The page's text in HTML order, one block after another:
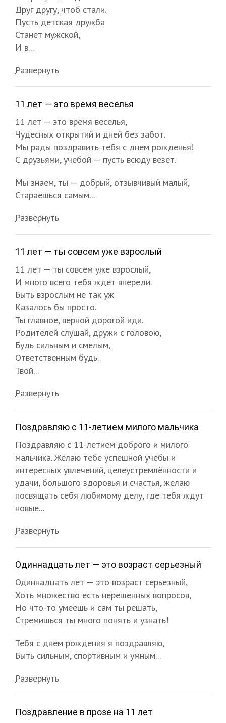
Друг другу, чтоб стали.
Пусть детская дружба
Станет мужской,
И в...
Развернуть
11 лет — это время веселья
11 лет — это время веселья,
Чудесных открытий и дней без забот.
Мы рады поздравить тебя с днем рожденья!
С друзьями, учебой — пусть всюду везет.
Мы знаем, ты — добрый, отзывчивый малый,
Стараешься самым...
Развернуть
11 лет — ты совсем уже взрослый
11 лет — ты совсем уже взрослый,
И много всего тебя ждет впереди.
Быть взрослым не так уж
Казалось бы просто.
Ты главное, верной дорогой иди.
Родителей слушай, дружи с головою,
Будь сильным и смелым,
Ответственным будь.
Твой...
Развернуть
Поздравляю с 11-летием милого мальчика
Поздравляю с 11-летием доброго и милого
мальчика. Желаю тебе успешной учёбы и
интересных увлечений, целеустремлённости и
удачи, большого здоровья и счастья, желаю
посвящать себя любимому делу, где тебя ждут
новые...
Развернуть
Одиннадцать лет — это возраст серьезный
Одиннадцать лет — это возраст серьезный,
Хоть множество есть нерешенных вопросов,
Но что-то умеешь и сам ты решать,
Стремишься ты много понять и узнать!
Тебя с днем рождения я поздравляю,
Быть сильным, спортивным и умным...
Развернуть
Поздравление в прозе на 11 лет